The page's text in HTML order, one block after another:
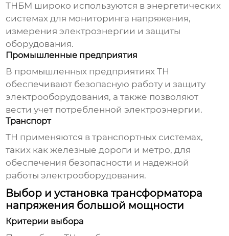
ТНБМ широко используются в энергетических
системах для мониторинга напряжения,
измерения электроэнергии и защиты
оборудования.
Промышленные предприятия
В промышленных предприятиях ТН
обеспечивают безопасную работу и защиту
электрооборудования, а также позволяют
вести учет потребленной электроэнергии.
Транспорт
ТН применяются в транспортных системах,
таких как железные дороги и метро, для
обеспечения безопасности и надежной
работы электрооборудования.
Выбор и установка трансформатора
напряжения большой мощности
Критерии выбора